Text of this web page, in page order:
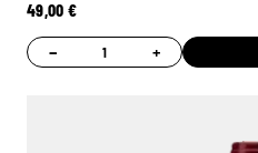
49,00€
− +